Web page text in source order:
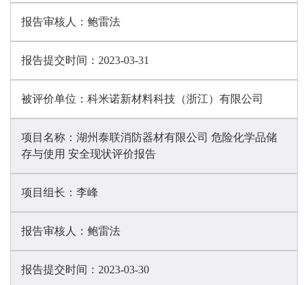
报告审核人： 鲍雷法
报告提交时间： 2023-03-31
被评价单位： 科米诺新材料科技（浙江）有限公司
项目名称： 湖州泰联消防器材有限公司 危险化学品储
存与使用 安全现状评价报告
项目组长： 李峰
报告审核人： 鲍雷法
报告提交时间： 2023-03-30